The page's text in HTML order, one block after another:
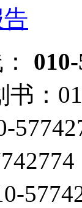
：